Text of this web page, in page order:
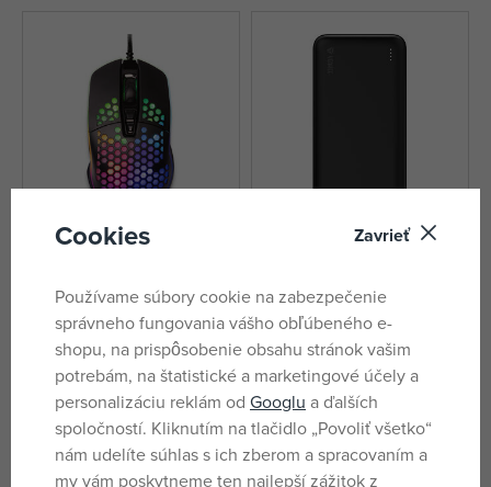
3030BK SHOTGUN USB
skladom
14,99 €
12,90 €
000mAh YPB 1040
skladom
DMOC: 23,49 €
17,55 €
Cookies Zavrieť
Používame súbory cookie na zabezpečenie
správneho fungovania vášho obľúbeného e-
shopu, na prispôsobenie obsahu stránok vašim
potrebám, na štatistické a marketingové účely a
personalizáciu reklám od Googlu a ďalších
spoločností. Kliknutím na tlačidlo „Povoliť všetko“
nám udelíte súhlas s ich zberom a spracovaním a
my vám poskytneme ten najlepší zážitok z